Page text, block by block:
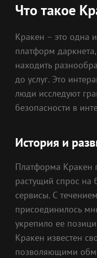
Что такое
Кракен – это одна
платформ
находить
до услуг. Это
люди исследуют
безопасности в
История и
Платформа Кракен
растущий спрос
сервисы. С
присоединилось
укрепило ее
Кракен известен
позволяющими